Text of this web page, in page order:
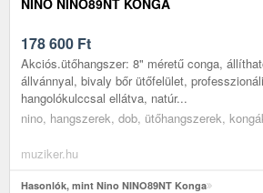
178 600 Ft
Akciós.ütőhangszer: 8" méretű conga,
állvánnyal, bivaly bőr ütőfelület,
hangolókulccsal ellátva, natúr...
nino, hangszerek, dob, ütőhangszerek,
muziker.hu
Hasonlók, mint Nino NINO89NT Konga